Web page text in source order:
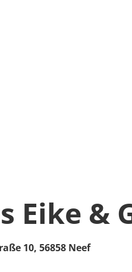
Eike &
10, 56858 Neef